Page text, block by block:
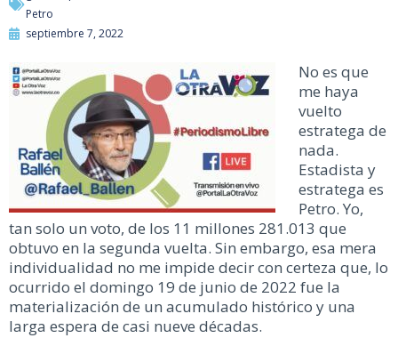
Petro
septiembre 7, 2022
No es que
me haya
vuelto
estratega de
nada.
Estadista y
estratega es
Petro. Yo,
tan solo un voto, de los 11 millones 281.013 que
obtuvo en la segunda vuelta. Sin embargo, esa mera
individualidad no me impide decir con certeza que, lo
ocurrido el domingo 19 de junio de 2022 fue la
materialización de un acumulado histórico y una
larga espera de casi nueve décadas.